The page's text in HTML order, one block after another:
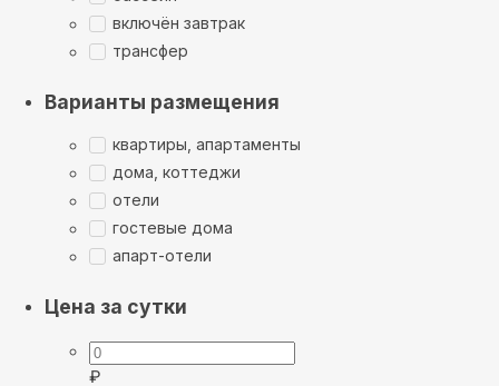
включён завтрак
трансфер
Варианты размещения
квартиры, апартаменты
дома, коттеджи
отели
гостевые дома
апарт-отели
Цена за сутки
₽